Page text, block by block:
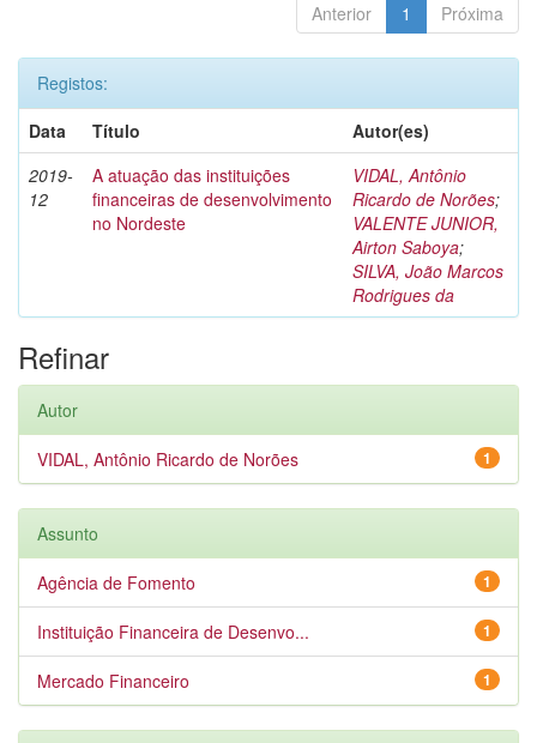
Anterior 1 Próxima
Registos:
Data
Título
Autor(es)
2019-
12
A atuação das instituições
financeiras de desenvolvimento
no Nordeste
VIDAL, Antônio
Ricardo de Norões;
VALENTE JUNIOR,
Airton Saboya;
SILVA, João Marcos
Rodrigues da
Refinar
Autor
1
VIDAL, Antônio Ricardo de Norões
Assunto
1
Agência de Fomento
1
Instituição Financeira de Desenvo...
1
Mercado Financeiro